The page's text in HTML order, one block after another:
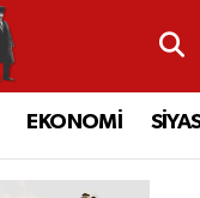
EKONOMİ